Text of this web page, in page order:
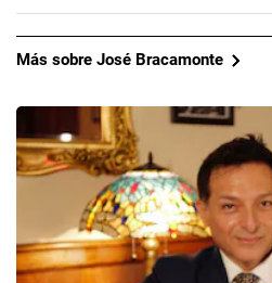
Más sobre José Bracamonte